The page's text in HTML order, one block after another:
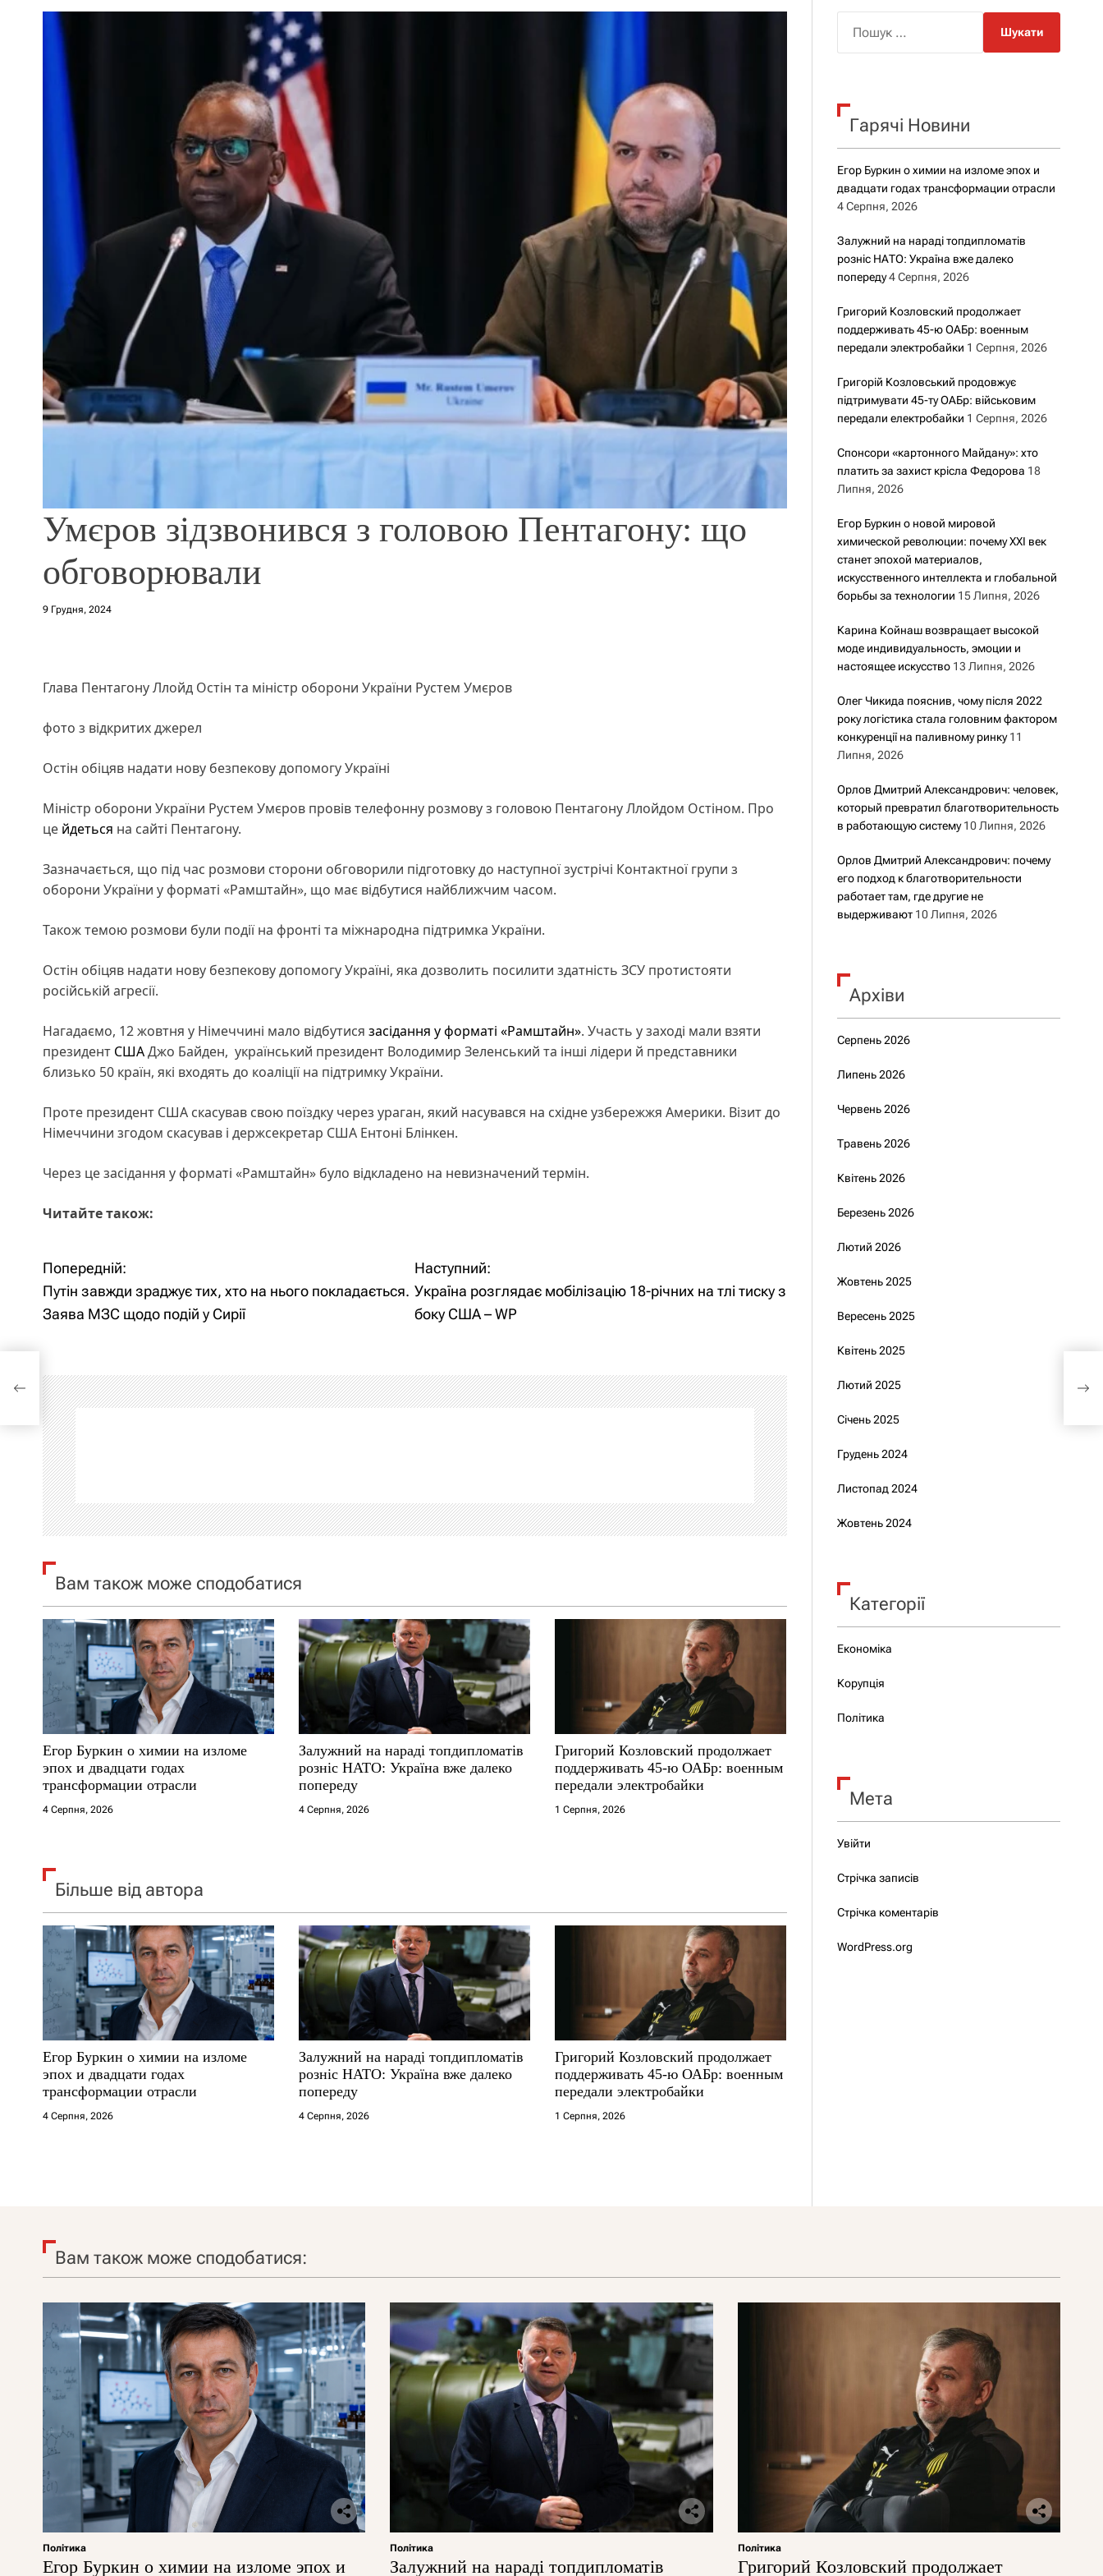
о
у
Умєров зідзвонився з головою Пентагону: що
обговорювали
9 Грудня, 2024
Глава Пентагону Ллойд Остін та міністр оборони України Рустем Умєров
фото з відкритих джерел
Остін обіцяв надати нову безпекову допомогу Україні
Міністр оборони України Рустем Умєров провів телефонну розмову з головою Пентагону Ллойдом Остіном. Про
це йдеться на сайті Пентагону.
Зазначається, що під час розмови сторони обговорили підготовку до наступної зустрічі Контактної групи з
оборони України у форматі «Рамштайн», що має відбутися найближчим часом.
Також темою розмови були події на фронті та міжнародна підтримка України.
Остін обіцяв надати нову безпекову допомогу Україні, яка дозволить посилити здатність ЗСУ протистояти
російській агресії.
Нагадаємо, 12 жовтня у Німеччині мало відбутися засідання у форматі «Рамштайн». Участь у заході мали взяти
президент СШАДжо Байден, український президент Володимир Зеленський та інші лідери й представники
близько 50 країн, які входять до коаліції на підтримку України.
Проте президент США скасував свою поїздку через ураган, який насувався на східне узбережжя Америки. Візит до
Німеччини згодом скасував і держсекретар США Ентоні Блінкен.
Через це засідання у форматі «Рамштайн» було відкладено на невизначений термін.
Читайте також:
Н
а
і
г
а
ц
і
я
а
п
и
с
і
в
Попередній:
Путін завжди зраджує тих, хто на нього покладається.
Заява МЗС щодо подій у Сирії
Наступний:
Україна розглядає мобілізацію 18-річних на тлі тиску з
боку США – WP
Вам також може сподобатися
Егор Буркин о химии на изломе
эпох и двадцати годах
трансформации отрасли
4 Серпня, 2026
Залужний на нараді топдипломатів
розніс НАТО: Україна вже далеко
попереду
4 Серпня, 2026
Григорий Козловский продолжает
поддерживать 45-ю ОАБр: военным
передали электробайки
1 Серпня, 2026
Більше від автора
Егор Буркин о химии на изломе
эпох и двадцати годах
трансформации отрасли
4 Серпня, 2026
Залужний на нараді топдипломатів
розніс НАТО: Україна вже далеко
попереду
4 Серпня, 2026
Григорий Козловский продолжает
поддерживать 45-ю ОАБр: военным
передали электробайки
1 Серпня, 2026
к
Гарячі Новини
Егор Буркин о химии на изломе эпох и
двадцати годах трансформации отрасли
4 Серпня, 2026
Залужний на нараді топдипломатів
розніс НАТО: Україна вже далеко
попереду 4 Серпня, 2026
Григорий Козловский продолжает
поддерживать 45-ю ОАБр: военным
передали электробайки 1 Серпня, 2026
Григорій Козловський продовжує
підтримувати 45-ту ОАБр: військовим
передали електробайки 1 Серпня, 2026
Спонсори «картонного Майдану»: хто
платить за захист крісла Федорова 18
Липня, 2026
Егор Буркин о новой мировой
химической революции: почему XXI век
станет эпохой материалов,
искусственного интеллекта и глобальной
борьбы за технологии 15 Липня, 2026
Карина Койнаш возвращает высокой
моде индивидуальность, эмоции и
настоящее искусство 13 Липня, 2026
Олег Чикида пояснив, чому після 2022
року логістика стала головним фактором
конкуренції на паливному ринку 11
Липня, 2026
Орлов Дмитрий Александрович: человек,
который превратил благотворительность
в работающую систему 10 Липня, 2026
Орлов Дмитрий Александрович: почему
его подход к благотворительности
работает там, где другие не
выдерживают 10 Липня, 2026
Архіви
Серпень 2026
Липень 2026
Червень 2026
Травень 2026
Квітень 2026
Березень 2026
Лютий 2026
Жовтень 2025
Вересень 2025
Квітень 2025
Лютий 2025
Січень 2025
Грудень 2024
Листопад 2024
Жовтень 2024
Категорії
Економіка
Корупція
Політика
Мета
Увійти
Стрічка записів
Стрічка коментарів
WordPress.org
Вам також може сподобатися:
Політика
Егор Буркин о химии на изломе эпох и
Політика
Залужний на нараді топдипломатів
Політика
Григорий Козловский продолжает